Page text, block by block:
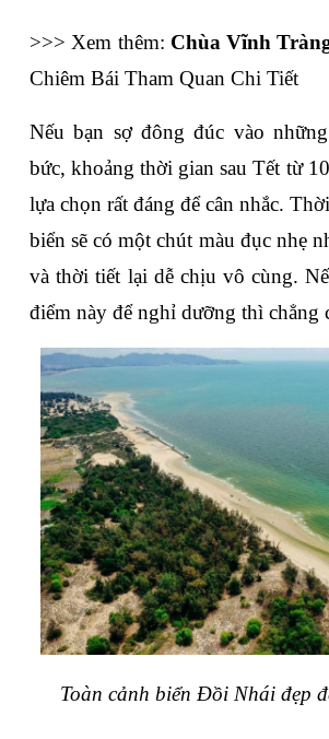
>>> Xem thêm: Chùa Vĩnh
Chiêm Bái Tham Quan Chi Tiết
Nếu bạn sợ đông đúc vào
bức, khoảng thời gian sau Tết từ
lựa chọn rất đáng để cân nhắc.
biển sẽ có một chút màu đục nhẹ
và thời tiết lại dễ chịu vô cùng.
điểm này để nghỉ dưỡng thì chẳng
Toàn cảnh biển Đồi Nhái đẹp